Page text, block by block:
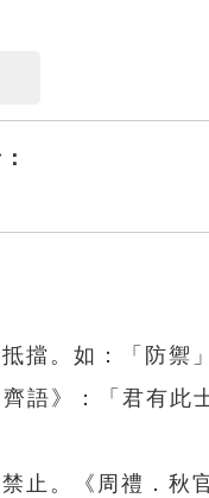
擋。如：「防禦
齊語》：「君有
止。《周禮．秋